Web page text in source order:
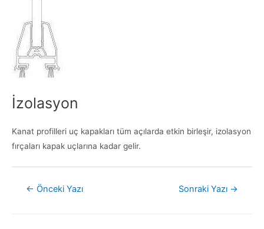
İzolasyon
Kanat profilleri uç kapakları tüm açılarda etkin birleşir, izolasyon
fırçaları kapak uçlarına kadar gelir.
← Önceki Yazı Sonraki Yazı →